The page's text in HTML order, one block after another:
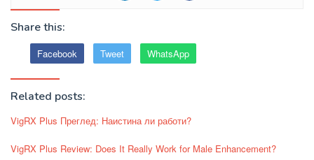
Share this:
Facebook Tweet WhatsApp
Related posts:
VigRX Plus Преглед: Наистина ли работи?
VigRX Plus Review: Does It Really Work for Male Enhancement?